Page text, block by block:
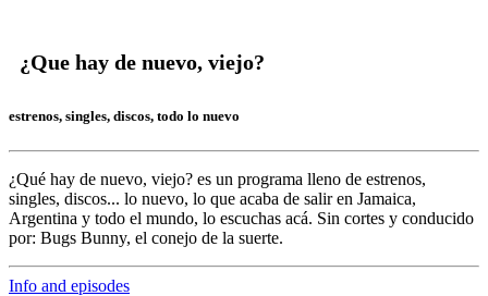
¿Que hay de nuevo, viejo?
estrenos, singles, discos, todo lo nuevo
¿Qué hay de nuevo, viejo? es un programa lleno de estrenos,
singles, discos... lo nuevo, lo que acaba de salir en Jamaica,
Argentina y todo el mundo, lo escuchas acá. Sin cortes y conducido
por: Bugs Bunny, el conejo de la suerte.
Info and episodes